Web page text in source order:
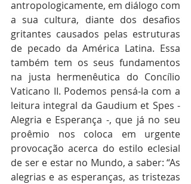
antropologicamente, em diálogo com
a sua cultura, diante dos desafios
gritantes causados pelas estruturas
de pecado da América Latina. Essa
também tem os seus fundamentos
na justa hermenêutica do Concílio
Vaticano II. Podemos pensá-la com a
leitura integral da Gaudium et Spes -
Alegria e Esperança -, que já no seu
proêmio nos coloca em urgente
provocação acerca do estilo eclesial
de ser e estar no Mundo, a saber: “As
alegrias e as esperanças, as tristezas